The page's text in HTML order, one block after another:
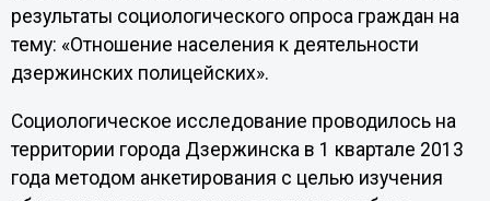
результаты социологического опроса граждан на
тему: «Отношение населения к деятельности
дзержинских полицейских».
Социологическое исследование проводилось на
территории города Дзержинска в 1 квартале 2013
года методом анкетирования с целью изучения